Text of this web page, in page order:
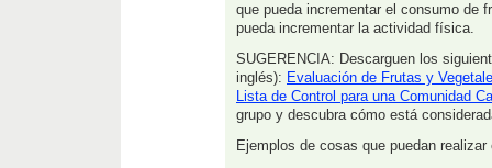
que pueda incrementar el consumo de
pueda incrementar la actividad física.
SUGERENCIA: Descarguen los
inglés): Evaluación de Frutas y
Lista de Control para una Comunidad
grupo y descubra cómo está
Ejemplos de cosas que puedan